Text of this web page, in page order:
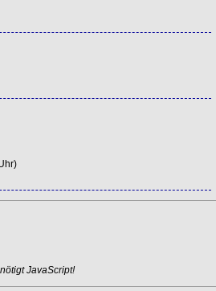
JavaScript!